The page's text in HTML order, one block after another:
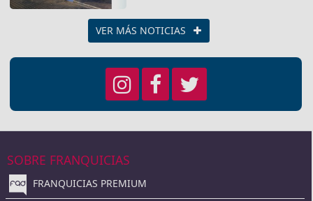
70 metros cuadrados dedicados a
la Estética, Manicura,
tratamientos Faciales y
Corporales.
VER MÁS NOTICIAS
SOBRE FRANQUICIAS
FRANQUICIAS PREMIUM